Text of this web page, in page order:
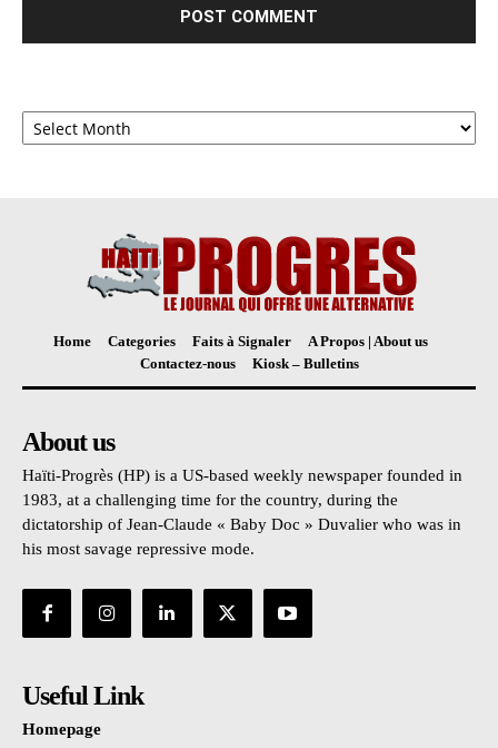
Archives
Home Categories Faits à Signaler
A Propos | About us
Contactez-nous
Kiosk – Bulletins
About us
Haïti-Progrès (HP) is a US-based weekly newspaper founded in
1983, at a challenging time for the country, during the
dictatorship of Jean-Claude « Baby Doc » Duvalier who was in
his most savage repressive mode.
Useful Link
Homepage